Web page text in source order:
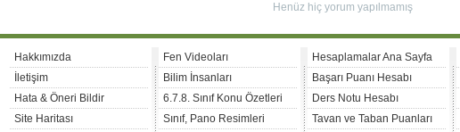
Henüz hiç yorum yapılmamış
Hakkımızda
İletişim
Hata & Öneri Bildir
Site Haritası
Fen Videoları
Bilim İnsanları
6.7.8. Sınıf Konu Özetleri
Sınıf, Pano Resimleri
Hesaplamalar Ana Sayfa
Başarı Puanı Hesabı
Ders Notu Hesabı
Tavan ve Taban Puanları